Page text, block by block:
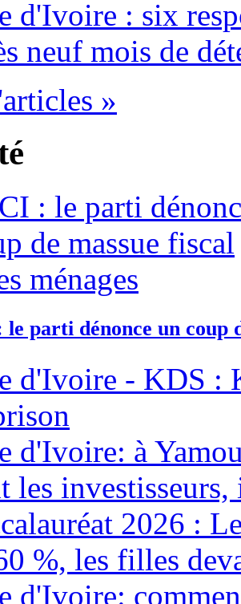
d'Ivoire : six
neuf mois de
»
parti dénonce un coup
d'Ivoire - KDS :
d'Ivoire: à
les
2026 :
%, les filles
d'Ivoire: